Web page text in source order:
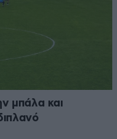
μπάλα και